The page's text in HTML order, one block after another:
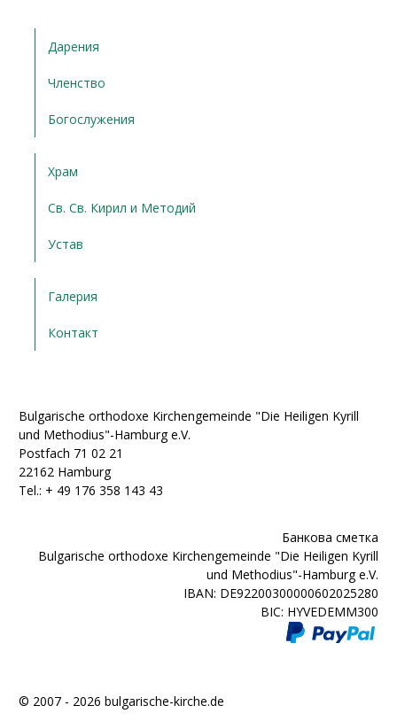
Дарения
Членство
Богослужения
Храм
Св. Св. Кирил и Методий
Устав
Галерия
Контакт
Bulgarische orthodoxe Kirchengemeinde "Die Heiligen Kyrill
und Methodius"-Hamburg e.V.
Postfach 71 02 21
22162 Hamburg
Tel.: + ‭49 176 358 143 43‬
Банкова сметка
Bulgarische orthodoxe Kirchengemeinde "Die Heiligen Kyrill
und Methodius"-Hamburg e.V.
IBAN: DE92200300000602025280
BIC: HYVEDEMM300
© 2007 - 2026 bulgarische-kirche.de